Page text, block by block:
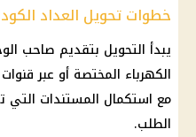
خطوات تحويل العداد
يبدأ التحويل بتقديم صاحب
الكهرباء المختصة أو عبر
مع استكمال المستندات التي
الطلب.